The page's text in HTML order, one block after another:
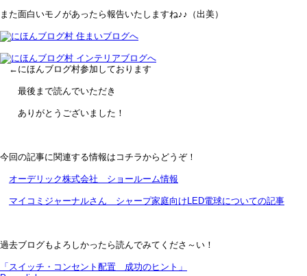
また面白いモノがあったら報告いたしますね♪♪（出美）
←にほんブログ村参加しております
最後まで読んでいただき
ありがとうございました！
今回の記事に関連する情報はコチラからどうぞ！
オーデリック株式会社 ショールーム情報
マイコミジャーナルさん シャープ家庭向けLED電球についての記事
過去ブログもよろしかったら読んでみてくださ～い！
「スイッチ・コンセント配置 成功のヒント」